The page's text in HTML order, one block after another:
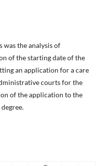
was the analysis of
of the starting date of the
an application for a care
courts for the
of the application to the